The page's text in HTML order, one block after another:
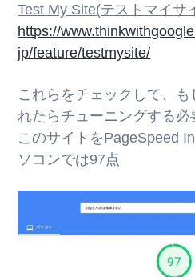
Test My Site(テストマイサ
https://
jp/feature/testmysite/
これらをチェックして、
れたらチューニングする必
このサイトをPageSpeed
ソコンでは97点